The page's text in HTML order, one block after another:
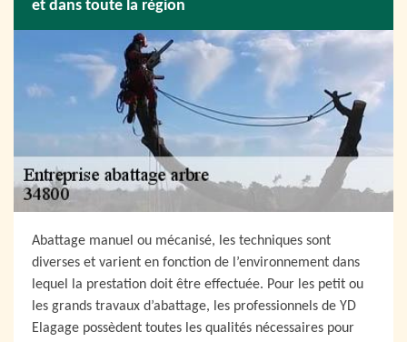
et dans toute la région
Abattage manuel ou mécanisé, les techniques sont
diverses et varient en fonction de l’environnement dans
lequel la prestation doit être effectuée. Pour les petit ou
les grands travaux d’abattage, les professionnels de YD
Elagage possèdent toutes les qualités nécessaires pour